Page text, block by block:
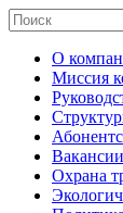
О
Миссия
Вакансии
Охрана